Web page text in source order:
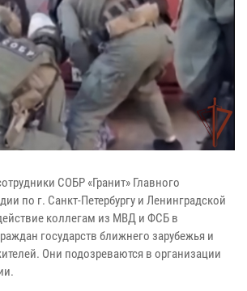
СОБР «Гранит» Главного
по г. Санкт-Петербургу и Ленинградской
коллегам из МВД и ФСБ в
государств ближнего зарубежья и
Они подозреваются в организации